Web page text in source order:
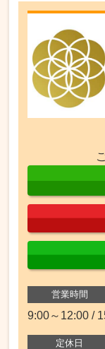
営業時間
9:00～12:00 /
定休日